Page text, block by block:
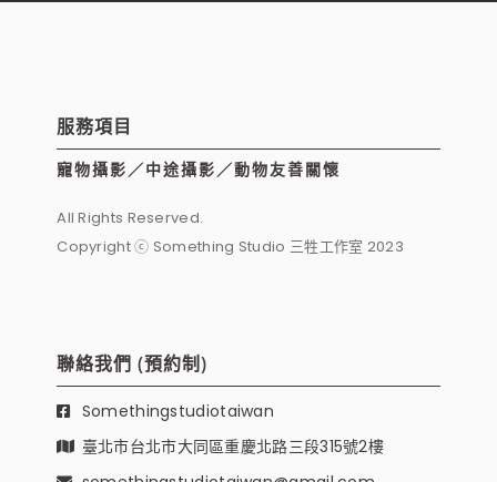
服務項目
寵物攝影／中途攝影／動物友善關懷
All Rights Reserved.
Copyright ⓒ Something Studio 三牲工作室 2023
聯絡我們 (預約制)
Somethingstudiotaiwan
臺北市台北市大同區重慶北路三段315號2樓